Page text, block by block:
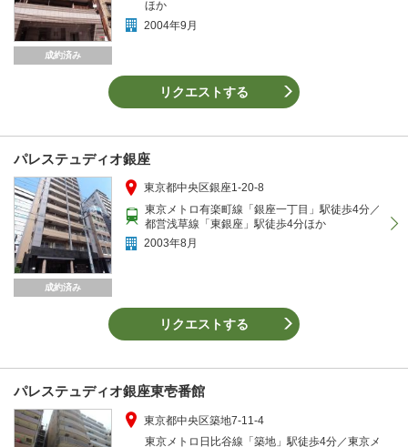
成約済み
ほか
2004年9月
リクエストする
パレステュディオ銀座
成約済み
東京都中央区銀座1-20-8
東京メトロ有楽町線「銀座一丁目」駅徒歩4分／
都営浅草線「東銀座」駅徒歩4分ほか
2003年8月
リクエストする
パレステュディオ銀座東壱番館
東京都中央区築地7-11-4
東京メトロ日比谷線「築地」駅徒歩4分／東京メ